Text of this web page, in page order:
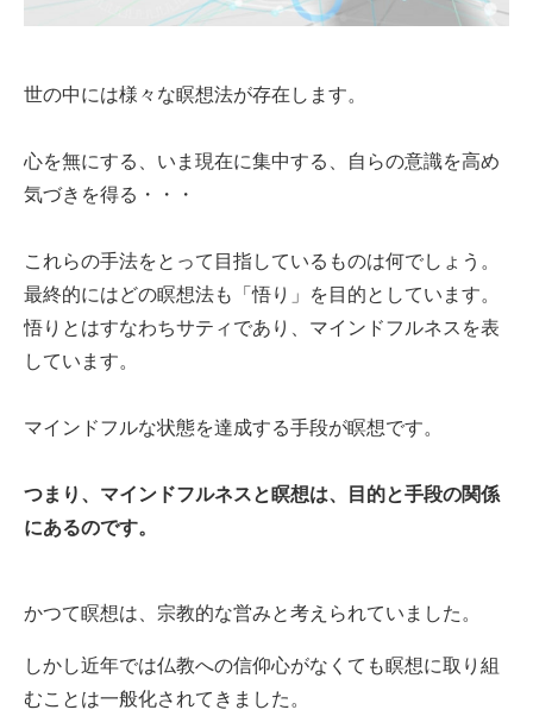
世の中には様々な瞑想法が存在します。
心を無にする、いま現在に集中する、自らの意識を高め
気づきを得る・・・
これらの手法をとって目指しているものは何でしょう。
最終的にはどの瞑想法も「悟り」を目的としています。
悟りとはすなわちサティであり、マインドフルネスを表
しています。
マインドフルな状態を達成する手段が瞑想です。
つまり、 マインドフルネスと瞑想は、目的と手段の関係
にあるのです。
かつて瞑想は、宗教的な営みと考えられていました。
しかし近年では仏教への信仰心がなくても瞑想に取り組
むことは一般化されてきました。